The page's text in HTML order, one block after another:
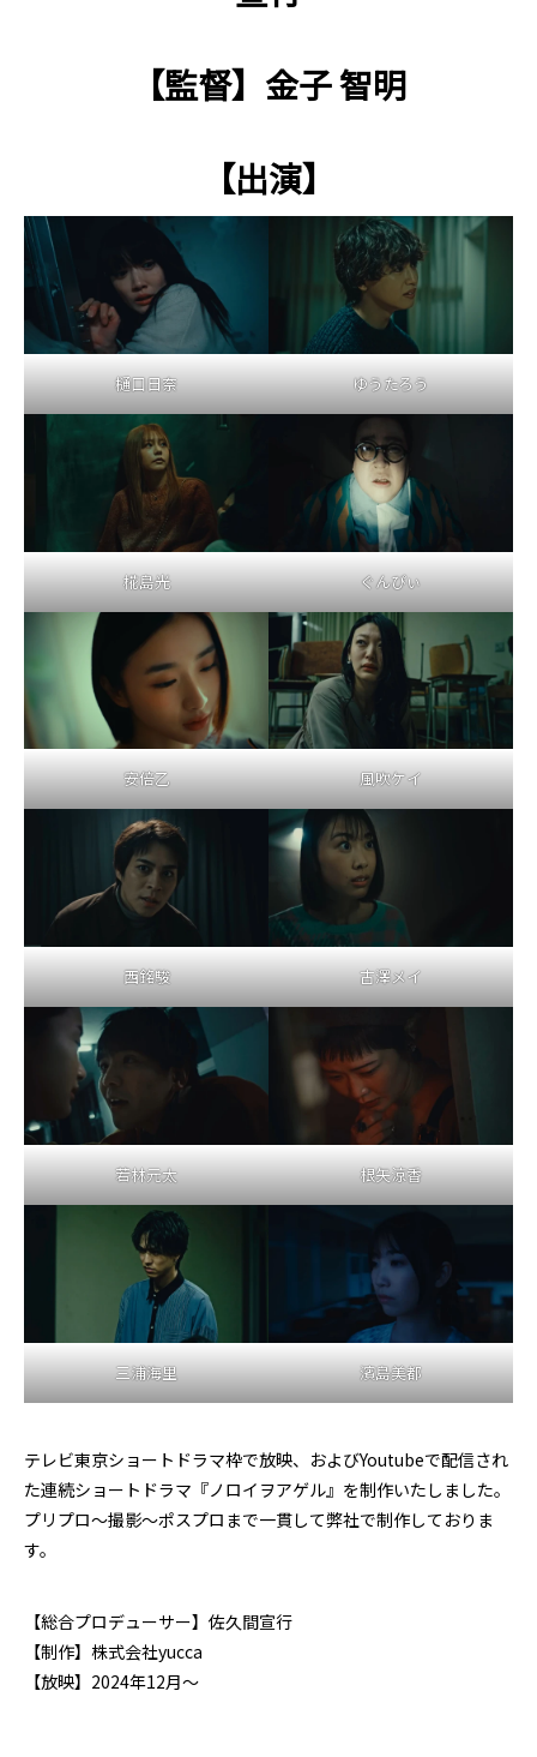
【監督】金子 智明
【出演】
樋口日奈 ゆうたろう
椛島光 ぐんぴぃ
安倍乙 風吹ケイ
西銘駿 古澤メイ
若林元太 根矢涼香
三浦海里 濱島美都
テレビ東京ショートドラマ枠で放映、およびYoutubeで配信され
た連続ショートドラマ『ノロイヲアゲル』を制作いたしました。
プリプロ～撮影～ポスプロまで一貫して弊社で制作しておりま
す。
【総合プロデューサー】佐久間宣行
【制作】株式会社yucca
【放映】2024年12月～